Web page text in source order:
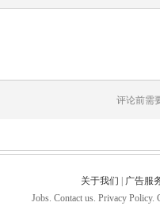
评论前需
关于我们
广告服
Jobs. Contact us. Privacy